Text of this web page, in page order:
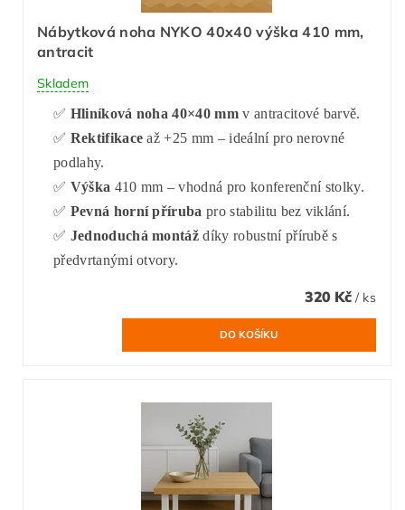
Nábytková noha NYKO 40x40 výška 410 mm,
antracit
Skladem
✅ Hliníková noha 40×40 mmv antracitové barvě.
✅ Rektifikace až +25 mm – ideální pro nerovné
podlahy.
✅ Výška 410 mm – vhodná pro konferenční stolky.
✅ Pevná horní příruba pro stabilitu bez viklání.
✅ Jednoduchá montáž díky robustní přírubě s
předvrtanými otvory.
320 Kč / ks